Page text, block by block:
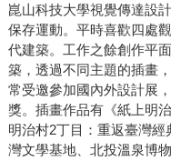
崑山科技大學視覺傳達設
保存運動。平時喜歡四處
代建築。工作之餘創作平
築，透過不同主題的插畫
常受邀參加國內外設計展
獎。插畫作品有《紙上明
明治村2丁目：重返臺灣
灣文學基地、北投溫泉博